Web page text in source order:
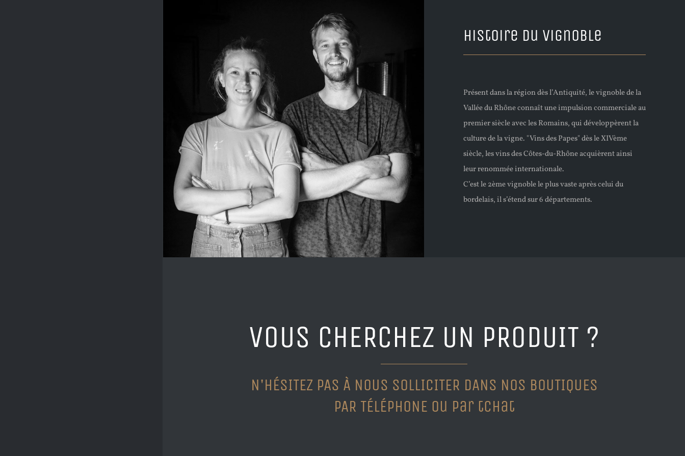
Histoire du Vignoble
Présent dans la région dès l’Antiquité, le vignoble de la
Vallée du Rhône connaît une impulsion commerciale au
premier siècle avec les Romains, qui développèrent la
culture de la vigne. "Vins des Papes" dès le XIVème
siècle, les vins des Côtes-du-Rhône acquièrent ainsi
leur renommée internationale.
C’est le 2ème vignoble le plus vaste après celui du
bordelais, il s’étend sur 6 départements.
VOUS CHERCHEZ UN PRODUIT ?
N'HÉSITEZ PAS À NOUS SOLLICITER DANS NOS BOUTIQUES
PAR TÉLÉPHONE ou par tchat